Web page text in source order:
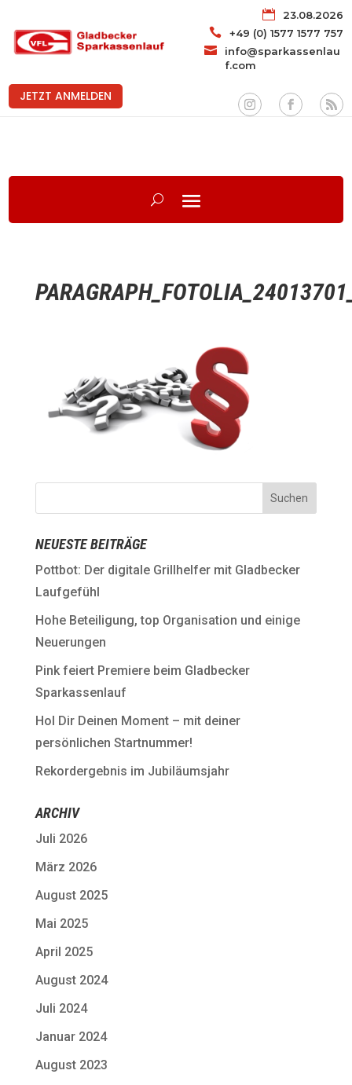

23.08.2026

+49 (0) 1577 1577 757

info@sparkassenlau
f.com
JETZT ANMELDEN
NEUESTE BEITRÄGE
Pottbot: Der digitale Grillhelfer mit Gladbecker
Laufgefühl
Hohe Beteiligung, top Organisation und einige
Neuerungen
Pink feiert Premiere beim Gladbecker
Sparkassenlauf
Hol Dir Deinen Moment – mit deiner
persönlichen Startnummer!
Rekordergebnis im Jubiläumsjahr
ARCHIV
Juli 2026
März 2026
August 2025
Mai 2025
April 2025
August 2024
Juli 2024
Januar 2024
August 2023